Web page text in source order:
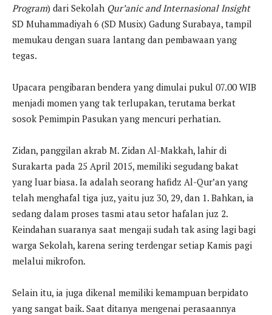
Program) dari Sekolah Qur’anic and Internasional Insight
SD Muhammadiyah 6 (SD Musix) Gadung Surabaya, tampil
memukau dengan suara lantang dan pembawaan yang
tegas.
Upacara pengibaran bendera yang dimulai pukul 07.00 WIB
menjadi momen yang tak terlupakan, terutama berkat
sosok Pemimpin Pasukan yang mencuri perhatian.
Zidan, panggilan akrab M. Zidan Al-Makkah, lahir di
Surakarta pada 25 April 2015, memiliki segudang bakat
yang luar biasa. Ia adalah seorang hafidz Al-Qur’an yang
telah menghafal tiga juz, yaitu juz 30, 29, dan 1. Bahkan, ia
sedang dalam proses tasmi atau setor hafalan juz 2.
Keindahan suaranya saat mengaji sudah tak asing lagi bagi
warga Sekolah, karena sering terdengar setiap Kamis pagi
melalui mikrofon.
Selain itu, ia juga dikenal memiliki kemampuan berpidato
yang sangat baik. Saat ditanya mengenai perasaannya